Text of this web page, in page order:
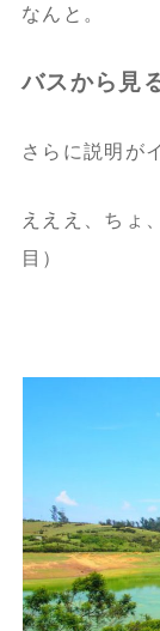
なんと。
バスから見
さらに説明が
えええ、ちょ
目）